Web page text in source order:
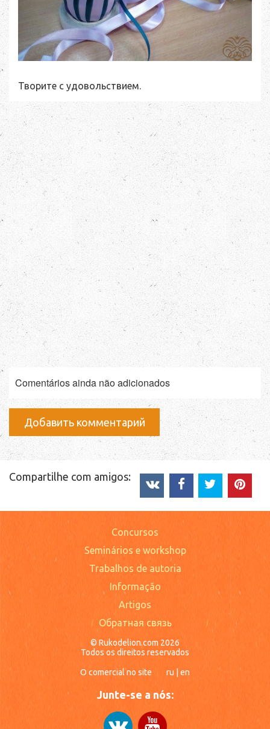
Творите с удовольствием.
Comentários ainda não adicionados
Добавить комментарий
Compartilhe com amigos:
Concursos
Seminários e workshop
Trabalhos de autoria
Informação
Artigos
Обратная связь
© Rukodelion.com 2026
Todos os direitos reservados
O comercial no site ru en
Junte-se a nós: